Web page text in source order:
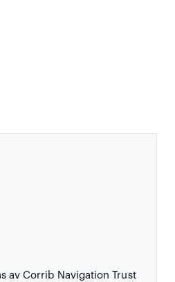
av Corrib Navigation Trust